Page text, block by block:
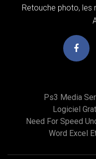
Retouche photo, les
Ps3 Media
Logiciel
Need For Speed
Word Excel